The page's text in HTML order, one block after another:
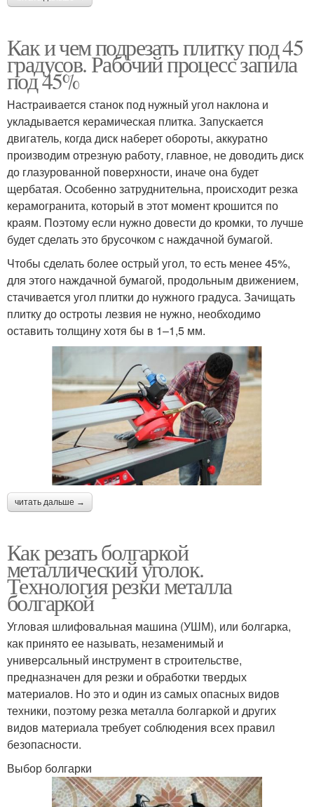
Как и чем подрезать плитку под 45
градусов. Рабочий процесс запила
под 45%
Настраивается станок под нужный угол наклона и
укладывается керамическая плитка. Запускается
двигатель, когда диск наберет обороты, аккуратно
производим отрезную работу, главное, не доводить диск
до глазурованной поверхности, иначе она будет
щербатая. Особенно затруднительна, происходит резка
керамогранита, который в этот момент крошится по
краям. Поэтому если нужно довести до кромки, то лучше
будет сделать это брусочком с наждачной бумагой.
Чтобы сделать более острый угол, то есть менее 45%,
для этого наждачной бумагой, продольным движением,
стачивается угол плитки до нужного градуса. Зачищать
плитку до остроты лезвия не нужно, необходимо
оставить толщину хотя бы в 1–1,5 мм.
читать дальше →
Как резать болгаркой
металлический уголок.
Технология резки металла
болгаркой
Угловая шлифовальная машина (УШМ), или болгарка,
как принято ее называть, незаменимый и
универсальный инструмент в строительстве,
предназначен для резки и обработки твердых
материалов. Но это и один из самых опасных видов
техники, поэтому резка металла болгаркой и других
видов материала требует соблюдения всех правил
безопасности.
Выбор болгарки